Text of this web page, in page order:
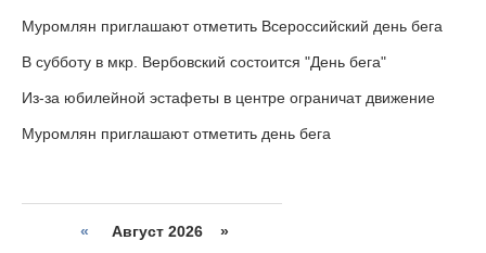
Муромлян приглашают отметить Всероссийский день бега
В субботу в мкр. Вербовский состоится "День бега"
Из-за юбилейной эстафеты в центре ограничат движение
Муромлян приглашают отметить день бега
« Август 2026 »